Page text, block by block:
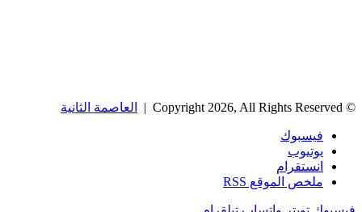
© Copyright 2026, All Rights Reserved | العاصمة الثانية
فيسبوك
يوتيوب
انستقرام
ملخص الموقع RSS